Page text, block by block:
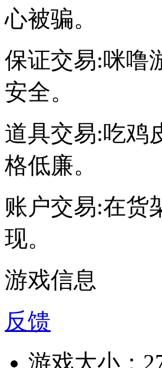
心被骗。
保证交易:咪噜
安全。
道具交易:吃鸡
格低廉。
账户交易:在货
现。
游戏信息
反馈
游戏大小：